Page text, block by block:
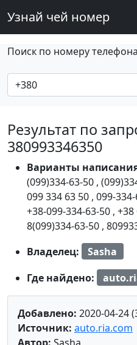
Узнай чей номер
Поиск по номеру
Результат по
380993346350
Варианты
(099)334-63-50 ,
099 334 63 50 , 099-
+38-099-334-63-50 , +38
8(099)334-63-50 ,
Владелец:
Sasha
Где найдено:
Добавлено: 2020-04-24
Источник: auto.ria.com